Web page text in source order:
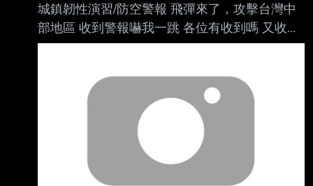
城鎮韌性演習/防空警報 飛彈來了，攻擊台灣中
部地區 收到警報嚇我一跳 各位有收到嗎 又收到
警報寫網路受影響 4G訊號確實變慢了 有感 啊網